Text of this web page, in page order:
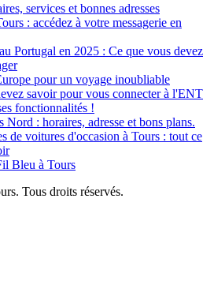
services et bonnes adresses
: accédez à votre messagerie en
Portugal en 2025 : Ce que vous devez
pour un voyage inoubliable
savoir pour vous connecter à l'ENT
fonctionnalités !
: horaires, adresse et bons plans.
de voitures d'occasion à Tours : tout ce
Bleu à Tours
Tous droits réservés.